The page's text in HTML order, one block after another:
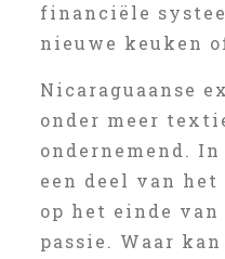
financiële
nieuwe keuken
Nicaraguaanse
onder meer
ondernemend.
een deel van
op het einde
passie. Waar